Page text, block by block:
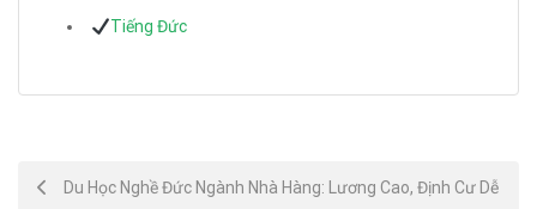
Tiếng Đức
PostDu Học Nghề Đức Ngành Nhà Hàng: Lương Cao, Định Cư Dễ